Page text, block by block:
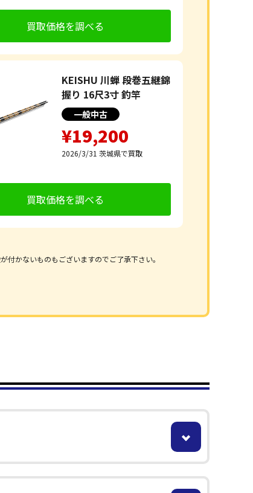
買取価格を調べる
KEISHU 川蝉 段巻五継錦
握り 16尺3寸 釣竿
一般中古
¥19,200
2026/3/31 茨城県で買取
買取価格を調べる
かないものもございますのでご了承下さい。